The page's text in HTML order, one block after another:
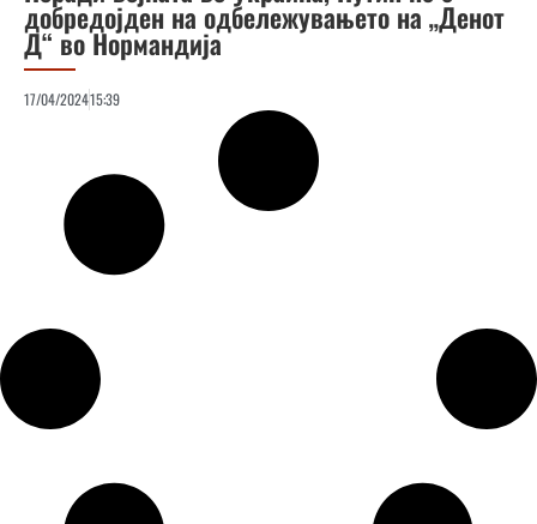
добредојден на одбележувањето на „Денот
Д“ во Нормандија
17/04/202415:39